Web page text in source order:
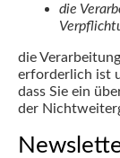
die
die
erforderlich ist
dass Sie ein
der